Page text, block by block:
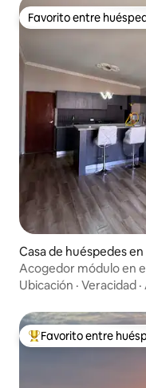
Favorito entre
Favorito entre
Casa de huéspedes
Acogedor módulo en
Ubicación · Veracidad ·
Favorito entre los
Favorito entre